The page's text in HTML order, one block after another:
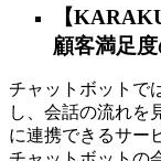
【
顧客満足
チャットボットで
し、会話の流れを
に連携できるサー